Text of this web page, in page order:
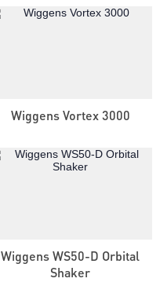
Wiggens Vortex 3000
Wiggens WS50-D Orbital
Shaker